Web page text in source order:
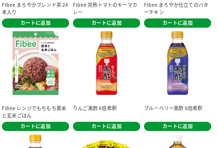
Fibee まろやかブレンド茶 24
本入り
カートに追加
Fibee 完熟トマトのキーマカ
レー
カートに追加
Fibee まろやか仕立てのバタ
ーチキン
カートに追加
Fibee レンジでもちもち黒米
と玄米ごはん
カートに追加
りんご黒酢 6倍希釈
カートに追加
ブルーベリー黒酢 6倍希釈
カートに追加